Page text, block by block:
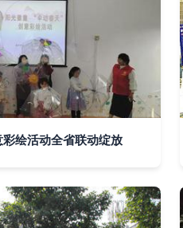
绘活动全省联动绽放